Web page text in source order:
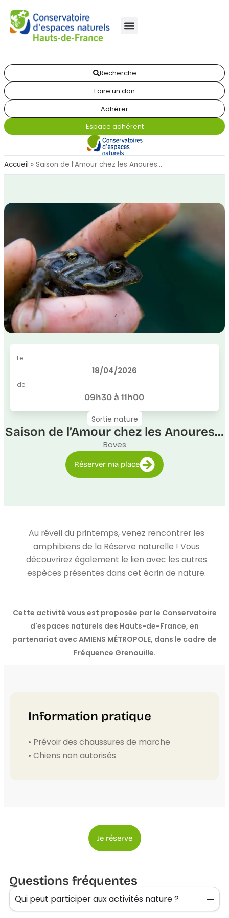
Recherche
Faire un don
Adhérer
Espace adhérent
Accueil » Saison de l’Amour chez les Anoures…
Le
18/04/2026
de
09h30 à 11h00
Sortie nature
Saison de l’Amour chez les Anoures…
Boves
Réserver ma place
Au réveil du printemps, venez rencontrer les
amphibiens de la Réserve naturelle ! Vous
découvrirez également le lien avec les autres
espèces présentes dans cet écrin de nature.
Cette activité vous est proposée par le Conservatoire
d'espaces naturels des Hauts-de-France, en
partenariat avec AMIENS MÉTROPOLE, dans le cadre de
Fréquence Grenouille.
Information pratique
• Prévoir des chaussures de marche
• Chiens non autorisés
Je réserve
Questions fréquentes
Qui peut participer aux activités nature ?